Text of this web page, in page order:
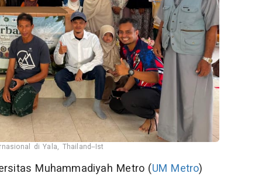
di Yala, Thailand--Ist
Muhammadiyah Metro (UM Metro)